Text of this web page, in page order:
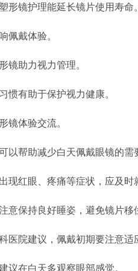
形镜护理能延长镜片使用寿命。
佩戴体验。
镜助力视力管理。
惯有助于保护视力健康。
镜体验交流。
以帮助减少白天佩戴眼镜的需
现红眼、疼痛等症状，应及时
意保持良好睡姿，避免镜片移
医院建议，佩戴初期要注意适
议在白天多观察眼部感觉。